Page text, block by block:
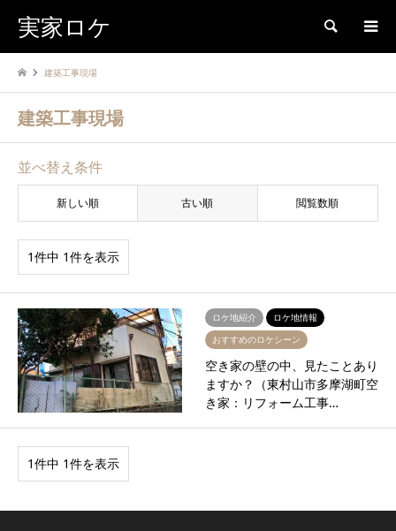
実家ロケ 検索
建築工事現場
建築工事現場
並べ替え条件
新しい順 古い順 閲覧数順
1件中 1件を表示
ロケ地紹介
ロケ地情報
おすすめのロケシーン
空き家の壁の中、見たことあり
ますか？（東村山市多摩湖町空
き家：リフォーム工事…
1件中 1件を表示